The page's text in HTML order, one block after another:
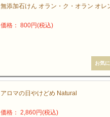
無添加石けん オラン・ク・オラン オレ
価格： 800円(税込)
アロマの日やけどめ Natural
価格： 2,860円(税込)